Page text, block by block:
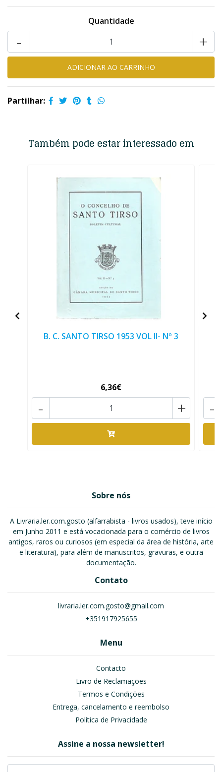
Quantidade
+
-
Partilhar:
Também pode estar interessado em
B. C. SANTO TIRSO 1953 VOL II- Nº 3
6,36€
+
- -
Sobre nós
A Livraria.ler.com.gosto (alfarrabista - livros usados), teve início
em Junho 2011 e está vocacionada para o comércio de livros
antigos, raros ou curiosos (em especial da área de história, arte
e literatura), para além de manuscritos, gravuras, e outra
documentação.
Contato
livraria.ler.com.gosto@gmail.com
+351917925655
Menu
Contacto
Livro de Reclamações
Termos e Condições
Entrega, cancelamento e reembolso
Política de Privacidade
Assine a nossa newsletter!